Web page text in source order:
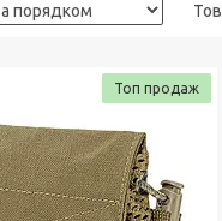
Топ продаж